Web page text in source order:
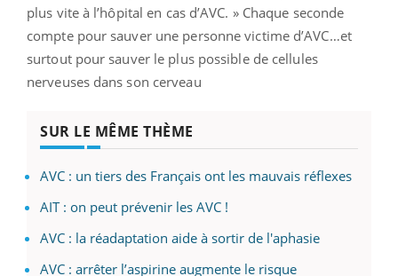
plus vite à l’hôpital en cas d’AVC. » Chaque seconde
compte pour sauver une personne victime d’AVC…et
surtout pour sauver le plus possible de cellules
nerveuses dans son cerveau
SUR LE MÊME THÈME
AVC : un tiers des Français ont les mauvais réflexes
AIT : on peut prévenir les AVC !
AVC : la réadaptation aide à sortir de l'aphasie
AVC : arrêter l’aspirine augmente le risque